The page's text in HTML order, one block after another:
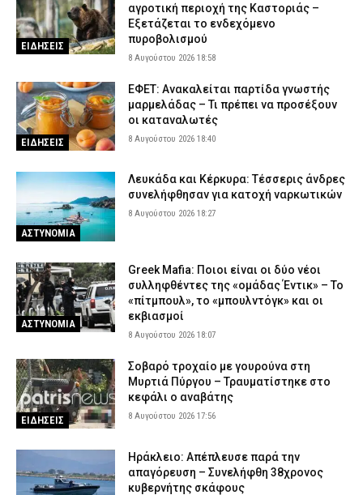
ΕΙΔΗΣΕΙΣ
αγροτική περιοχή της Καστοριάς –
Εξετάζεται το ενδεχόμενο
πυροβολισμού
8 Αυγούστου 2026 18:58
ΕΙΔΗΣΕΙΣ
ΕΦΕΤ: Ανακαλείται παρτίδα γνωστής
μαρμελάδας – Τι πρέπει να προσέξουν
οι καταναλωτές
8 Αυγούστου 2026 18:40
ΑΣΤΥΝΟΜΙΑ
Λευκάδα και Κέρκυρα: Τέσσερις άνδρες
συνελήφθησαν για κατοχή ναρκωτικών
8 Αυγούστου 2026 18:27
ΑΣΤΥΝΟΜΙΑ
Greek Mafia: Ποιοι είναι οι δύο νέοι
συλληφθέντες της «ομάδας Έντικ» – Το
«πίτμπουλ», το «μπουλντόγκ» και οι
εκβιασμοί
8 Αυγούστου 2026 18:07
ΕΙΔΗΣΕΙΣ
Σοβαρό τροχαίο με γουρούνα στη
Μυρτιά Πύργου – Τραυματίστηκε στο
κεφάλι ο αναβάτης
8 Αυγούστου 2026 17:56
Ηράκλειο: Απέπλευσε παρά την
απαγόρευση – Συνελήφθη 38χρονος
κυβερνήτης σκάφους